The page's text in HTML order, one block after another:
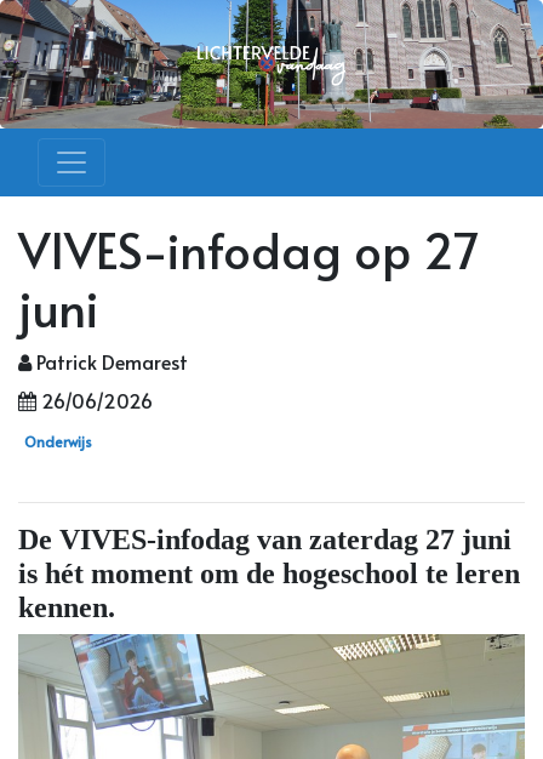
VIVES-infodag op 27
juni
Patrick Demarest
26/06/2026
Onderwijs
De VIVES-infodag van zaterdag 27 juni
is hét moment om de hogeschool te leren
kennen.